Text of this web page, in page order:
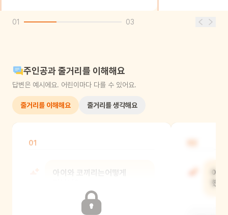
01 03
주인공과 줄거리를 이해해요
답변은 예시에요. 어린이마다 다를 수 있어요.
줄거리를 이해해요 줄거리를 생각해요
01
아이와 코끼리는어떻게
아
했